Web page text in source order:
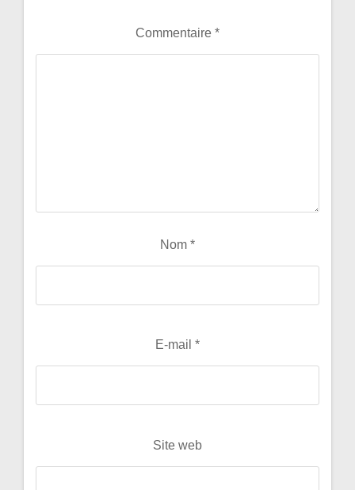
Commentaire *
Nom *
E-mail *
Site web